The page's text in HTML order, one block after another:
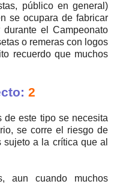
público en general)
se ocupara de fabricar
el Campeonato
o remeras con logos
recuerdo que muchos
2
de este tipo se necesita
se corre el riesgo de
a la crítica que al
aun cuando muchos